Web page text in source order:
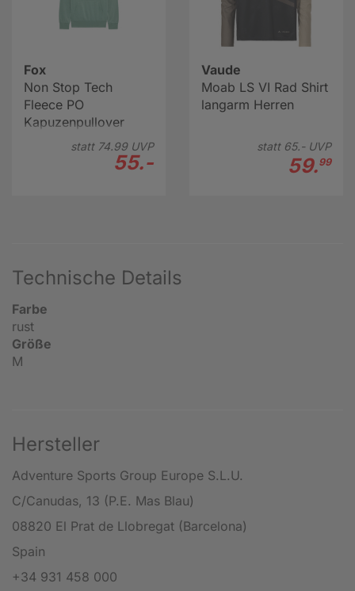
Fox
Non Stop Tech
Fleece PO
Kapuzenpullover
statt 74.99UVP
55.-
Vaude
Moab LS VI Rad Shirt
langarm Herren
statt 65.-UVP
59.99
Technische Details
Farbe
rust
Größe
M
Hersteller
Adventure Sports Group Europe S.L.U.
C/Canudas, 13 (P.E. Mas Blau)
08820 El Prat de Llobregat (Barcelona)
Spain
+34 931 458 000